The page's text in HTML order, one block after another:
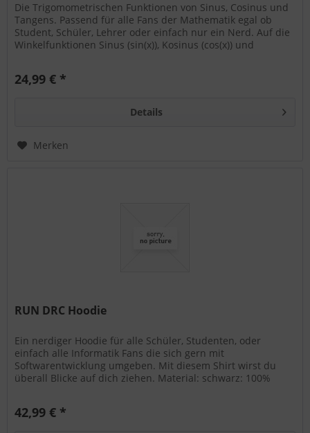
Die Trigomometrischen Funktionen von Sinus, Cosinus und
Tangens. Passend für alle Fans der Mathematik egal ob
Student, Schüler, Lehrer oder einfach nur ein Nerd. Auf die
Winkelfunktionen Sinus (sin(x)), Kosinus (cos(x)) und
24,99 € *
Details
Merken
RUN DRC Hoodie
Ein nerdiger Hoodie für alle Schüler, Studenten, oder
einfach alle Informatik Fans die sich gern mit
Softwarentwicklung umgeben. Mit diesem Shirt wirst du
überall Blicke auf dich ziehen. Material: schwarz: 100%
42,99 € *